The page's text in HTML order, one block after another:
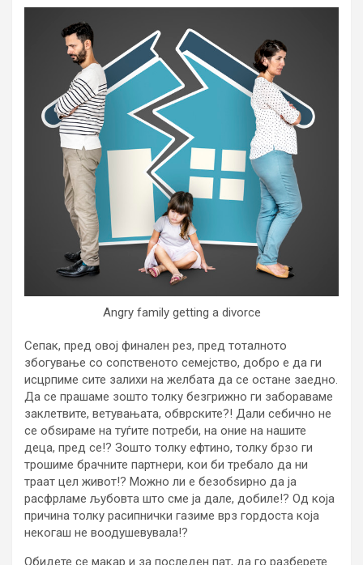
Angry family getting a divorce
Сепак, пред овој финален рез, пред тоталното
збогување со сопственото семејство, добро е да ги
исцрпиме сите залихи на желбата да се остане заедно.
Да се прашаме зошто толку безгрижно ги забораваме
заклетвите, ветувањата, обврските?! Дали себично не
се обѕираме на туѓите потреби, на оние на нашите
деца, пред се!? Зошто толку ефтино, толку брзо ги
трошиме брачните партнери, кои би требало да ни
траат цел живот!? Можно ли е безобѕирно да ја
расфрламе љубовта што сме ја дале, добиле!? Од која
причина толку расипнички газиме врз гордоста која
некогаш не воодушевувала!?